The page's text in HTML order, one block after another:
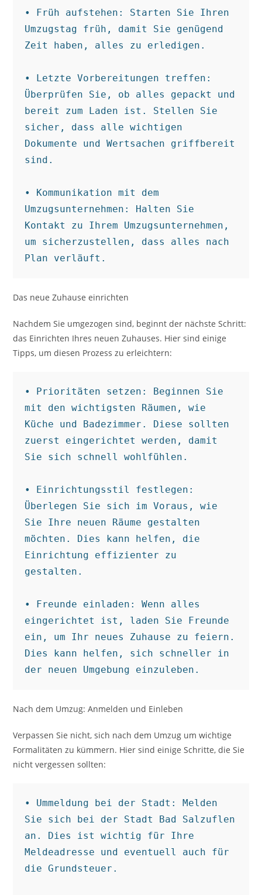
• Früh aufstehen: Starten Sie Ihren
Umzugstag früh, damit Sie genügend
Zeit haben, alles zu erledigen.
• Letzte Vorbereitungen treffen:
Überprüfen Sie, ob alles gepackt und
bereit zum Laden ist. Stellen Sie
sicher, dass alle wichtigen
Dokumente und Wertsachen griffbereit
sind.
• Kommunikation mit dem
Umzugsunternehmen: Halten Sie
Kontakt zu Ihrem Umzugsunternehmen,
um sicherzustellen, dass alles nach
Plan verläuft.
Das neue Zuhause einrichten
Nachdem Sie umgezogen sind, beginnt der nächste Schritt:
das Einrichten Ihres neuen Zuhauses. Hier sind einige
Tipps, um diesen Prozess zu erleichtern:
• Prioritäten setzen: Beginnen Sie
mit den wichtigsten Räumen, wie
Küche und Badezimmer. Diese sollten
zuerst eingerichtet werden, damit
Sie sich schnell wohlfühlen.
• Einrichtungsstil festlegen:
Überlegen Sie sich im Voraus, wie
Sie Ihre neuen Räume gestalten
möchten. Dies kann helfen, die
Einrichtung effizienter zu
gestalten.
• Freunde einladen: Wenn alles
eingerichtet ist, laden Sie Freunde
ein, um Ihr neues Zuhause zu feiern.
Dies kann helfen, sich schneller in
der neuen Umgebung einzuleben.
Nach dem Umzug: Anmelden und Einleben
Verpassen Sie nicht, sich nach dem Umzug um wichtige
Formalitäten zu kümmern. Hier sind einige Schritte, die Sie
nicht vergessen sollten:
• Ummeldung bei der Stadt: Melden
Sie sich bei der Stadt Bad Salzuflen
an. Dies ist wichtig für Ihre
Meldeadresse und eventuell auch für
die Grundsteuer.